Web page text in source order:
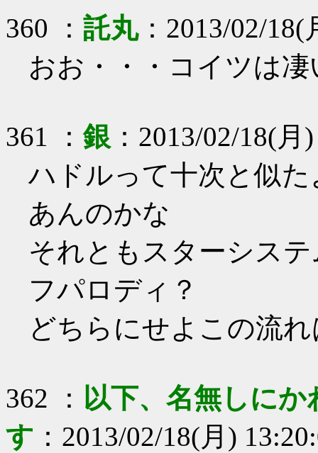
360 ： 託丸： 2013/02/18(
おお・・・コイツは凄
361 ：銀 ： 2013/02/18(月
ハドルって十次と似
あんのかな
それともスターシス
フパロディ？
どちらにせよこの流
362 ： 以下、名無しに
す ： 2013/02/18(月)